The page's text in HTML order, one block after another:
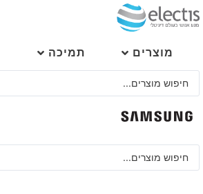
דלג
לתוכן
מוצרים תמיכה
Search
Search